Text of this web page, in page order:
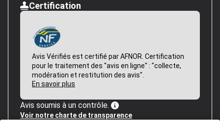
Certification
Avis Vérifiés est certifié par AFNOR. Certification
pour le traitement des "avis en ligne" : "collecte,
modération et restitution des avis".
En savoir plus
Avis soumis à un contrôle.
Voir notre charte de transparence